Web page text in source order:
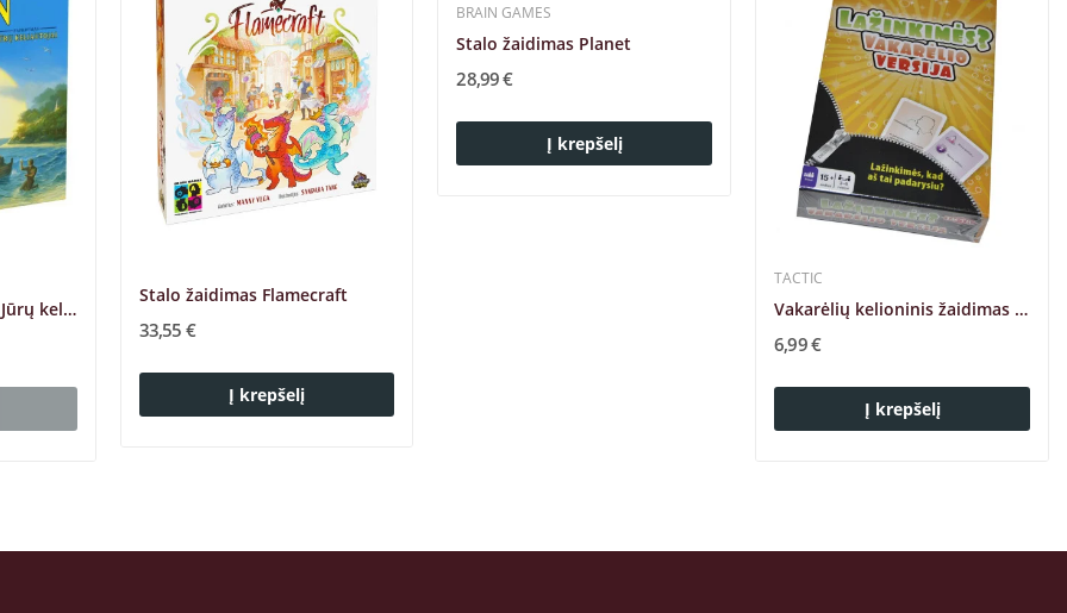
Stalo žaidimas Catan: Jūrų keliautojai...
Stalo žaidimas Flamecraft
33,55 €
Į krepšelį
BRAIN GAMES
Stalo žaidimas Planet
28,99 €
Į krepšelį
TACTIC
Vakarėlių kelioninis žaidimas Lažinkimės TACTIC
6,99 €
Į krepšelį